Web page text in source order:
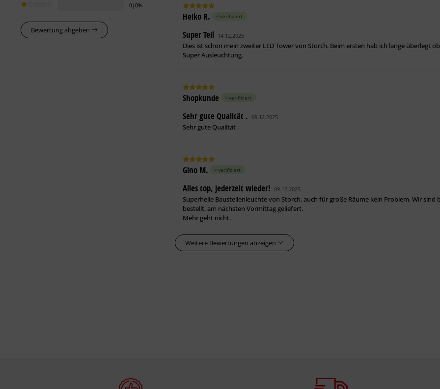
0|0%
Bewertung abgeben
Heiko R. verifiziert
Super Teil 14.12.2025
Dies ist schon mein zweiter LED Tower von Storch. Beim ersten hab ich lange überlegt
Super Ausleuchtung.
Shopkunde verifiziert
Sehr gute Qualität . 09.12.2025
Sehr gute Qualität .
Gino M. verifiziert
Alles top, jederzeit wieder! 09.12.2025
Superhelle Baustellenleuchte von Storch, auch für große Räume kein Problem. Wir
bestellt, am nächsten Vormittag geliefert.
Mehr geht nicht.
Weitere Bewertungen anzeigen